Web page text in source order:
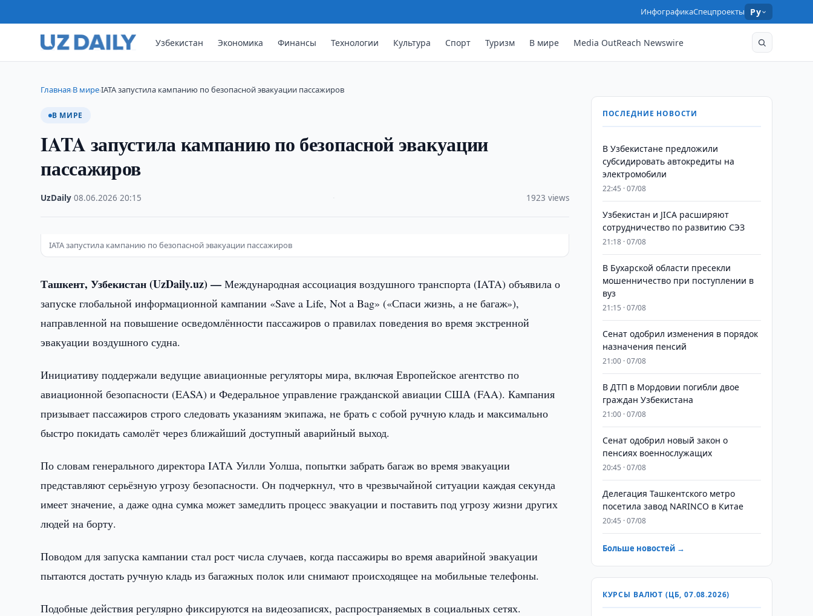
ИнфографикаСпецпроекты Ру
Узбекистан Экономика Финансы Технологии Культура Спорт Туризм В мире Media OutReach Newswire
Главная›В мире›IATA запустила кампанию по безопасной эвакуации пассажиров
В МИРЕ
IATA запустила кампанию по безопасной эвакуации
пассажиров
UzDaily ·08.06.2026 ·20:15 1923 views
IATA запустила кампанию по безопасной эвакуации пассажиров
Ташкент, Узбекистан (UzDaily.uz) —Международная ассоциация воздушного транспорта (IATA) объявила о
запуске глобальной информационной кампании «Save a Life, Not a Bag» («Спаси жизнь, а не багаж»),
направленной на повышение осведомлённости пассажиров о правилах поведения во время экстренной
эвакуации воздушного судна.
Инициативу поддержали ведущие авиационные регуляторы мира, включая Европейское агентство по
авиационной безопасности (EASA) и Федеральное управление гражданской авиации США (FAA). Кампания
призывает пассажиров строго следовать указаниям экипажа, не брать с собой ручную кладь и максимально
быстро покидать самолёт через ближайший доступный аварийный выход.
По словам генерального директора IATA Уилли Уолша, попытки забрать багаж во время эвакуации
представляют серьёзную угрозу безопасности. Он подчеркнул, что в чрезвычайной ситуации каждая секунда
имеет значение, а даже одна сумка может замедлить процесс эвакуации и поставить под угрозу жизни других
людей на борту.
Поводом для запуска кампании стал рост числа случаев, когда пассажиры во время аварийной эвакуации
пытаются достать ручную кладь из багажных полок или снимают происходящее на мобильные телефоны.
Подобные действия регулярно фиксируются на видеозаписях, распространяемых в социальных сетях.
ПОСЛЕДНИЕ НОВОСТИ
В Узбекистане предложили
субсидировать автокредиты на
электромобили
22:45 · 07/08
Узбекистан и JICA расширяют
сотрудничество по развитию СЭЗ
21:18 · 07/08
В Бухарской области пресекли
мошенничество при поступлении в
вуз
21:15 · 07/08
Сенат одобрил изменения в порядок
назначения пенсий
21:00 · 07/08
В ДТП в Мордовии погибли двое
граждан Узбекистана
21:00 · 07/08
Сенат одобрил новый закон о
пенсиях военнослужащих
20:45 · 07/08
Делегация Ташкентского метро
посетила завод NARINCO в Китае
20:45 · 07/08
Больше новостей →
КУРСЫ ВАЛЮТ (ЦБ, 07.08.2026)